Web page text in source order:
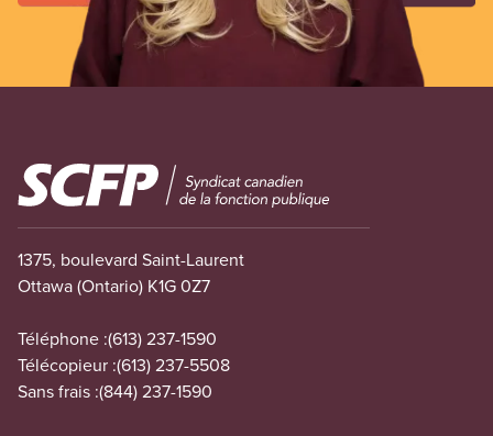
Image
1375, boulevard Saint-Laurent
Ottawa (Ontario) K1G 0Z7
Téléphone :(613) 237-1590
Télécopieur :(613) 237-5508
Sans frais :(844) 237-1590